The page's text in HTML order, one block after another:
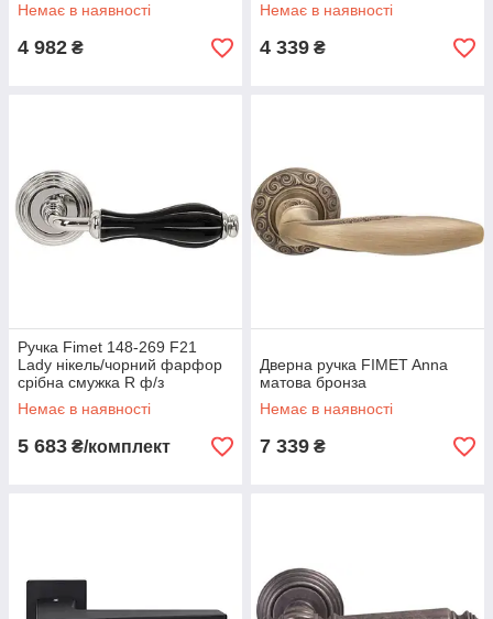
Немає в наявності
4 982 ₴
Немає в наявності
4 339 ₴
Ручка Fimet 148-269 F21
Lady нікель/чорний фарфор
срібна смужка R ф/з
Немає в наявності
5 683 ₴/комплект
Дверна ручка FIMET Anna
матова бронза
Немає в наявності
7 339 ₴